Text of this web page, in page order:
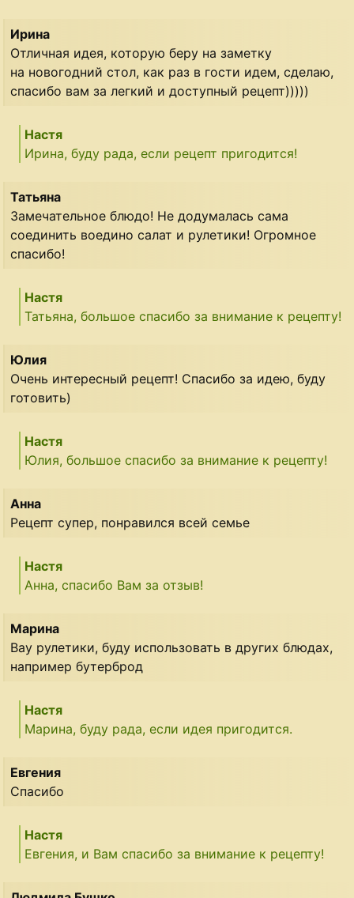
Ирина
Отличная идея, которую беру на заметку
на новогодний стол, как раз в гости идем, сделаю,
спасибо вам за легкий и доступный рецепт)))))
Настя
Ирина, буду рада, если рецепт пригодится!
Татьяна
Замечательное блюдо! Не додумалась сама
соединить воедино салат и рулетики! Огромное
спасибо!
Настя
Татьяна, большое спасибо за внимание к рецепту!
Юлия
Очень интересный рецепт! Спасибо за идею, буду
готовить)
Настя
Юлия, большое спасибо за внимание к рецепту!
Анна
Рецепт супер, понравился всей семье
Настя
Анна, спасибо Вам за отзыв!
Марина
Вау рулетики, буду использовать в других блюдах,
например бутерброд
Настя
Марина, буду рада, если идея пригодится.
Евгения
Спасибо
Настя
Евгения, и Вам спасибо за внимание к рецепту!